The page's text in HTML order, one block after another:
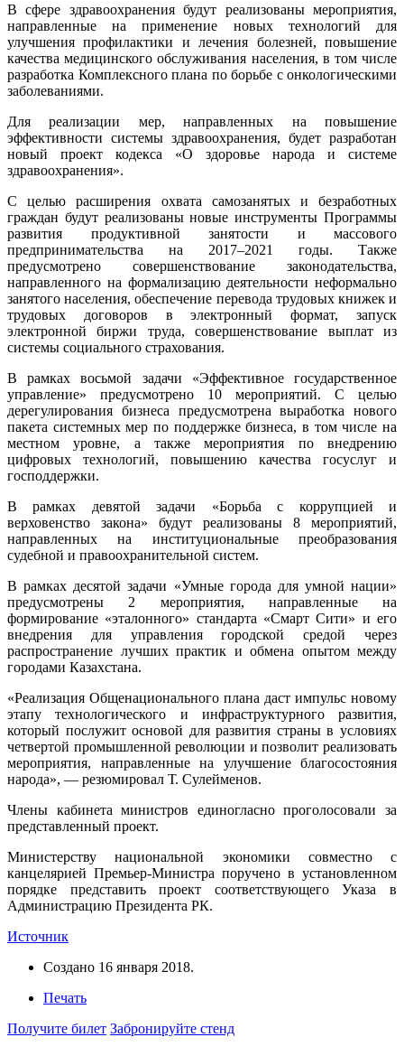
В сфере здравоохранения будут реализованы мероприятия,
направленные на применение новых технологий для
улучшения профилактики и лечения болезней, повышение
качества медицинского обслуживания населения, в том числе
разработка Комплексного плана по борьбе с онкологическими
заболеваниями.
Для реализации мер, направленных на повышение
эффективности системы здравоохранения, будет разработан
новый проект кодекса «О здоровье народа и системе
здравоохранения».
С целью расширения охвата самозанятых и безработных
граждан будут реализованы новые инструменты Программы
развития продуктивной занятости и массового
предпринимательства на 2017–2021 годы. Также
предусмотрено совершенствование законодательства,
направленного на формализацию деятельности неформально
занятого населения, обеспечение перевода трудовых книжек и
трудовых договоров в электронный формат, запуск
электронной биржи труда, совершенствование выплат из
системы социального страхования.
В рамках восьмой задачи «Эффективное государственное
управление» предусмотрено 10 мероприятий. С целью
дерегулирования бизнеса предусмотрена выработка нового
пакета системных мер по поддержке бизнеса, в том числе на
местном уровне, а также мероприятия по внедрению
цифровых технологий, повышению качества госуслуг и
господдержки.
В рамках девятой задачи «Борьба с коррупцией и
верховенство закона» будут реализованы 8 мероприятий,
направленных на институциональные преобразования
судебной и правоохранительной систем.
В рамках десятой задачи «Умные города для умной нации»
предусмотрены 2 мероприятия, направленные на
формирование «эталонного» стандарта «Смарт Сити» и его
внедрения для управления городской средой через
распространение лучших практик и обмена опытом между
городами Казахстана.
«Реализация Общенационального плана даст импульс новому
этапу технологического и инфраструктурного развития,
который послужит основой для развития страны в условиях
четвертой промышленной революции и позволит реализовать
мероприятия, направленные на улучшение благосостояния
народа», — резюмировал Т. Сулейменов.
Члены кабинета министров единогласно проголосовали за
представленный проект.
Министерству национальной экономики совместно с
канцелярией Премьер-Министра поручено в установленном
порядке представить проект соответствующего Указа в
Администрацию Президента РК.
Источник
Создано 16 января 2018.
Печать
Получите билет Забронируйте стенд